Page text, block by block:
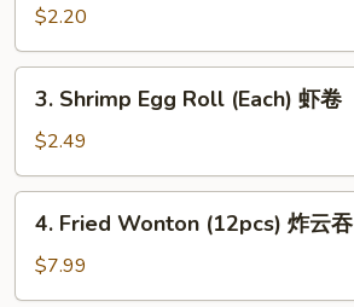
Egg
Roll
上
$2.20
Shrimp
Egg
Roll
(Each)
3. Shrimp Egg Roll (Each) 虾卷
$2.49
Fried
Wonton
(12pcs)
4. Fried Wonton (12pcs) 炸云吞
$7.99